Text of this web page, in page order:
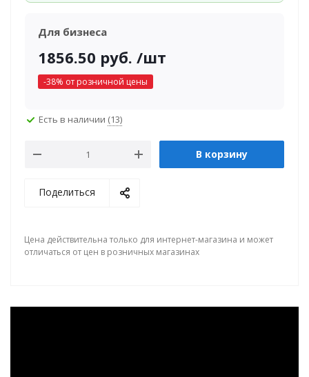
Для бизнеса
1856.50 руб. /шт
-38% от розничной цены
Есть в наличии (13)
В корзину
Поделиться
Цена действительна только для интернет-магазина и может
отличаться от цен в розничных магазинах